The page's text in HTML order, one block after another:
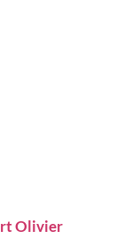
Olivier